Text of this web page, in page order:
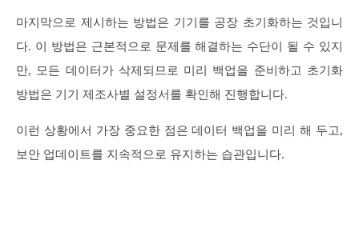
마지막으로 제시하는 방법은 기기를 공장 초기화하는 것입니
다. 이 방법은 근본적으로 문제를 해결하는 수단이 될 수 있지
만, 모든 데이터가 삭제되므로 미리 백업을 준비하고 초기화
방법은 기기 제조사별 설정서를 확인해 진행합니다.
이런 상황에서 가장 중요한 점은 데이터 백업을 미리 해 두고,
보안 업데이트를 지속적으로 유지하는 습관입니다.